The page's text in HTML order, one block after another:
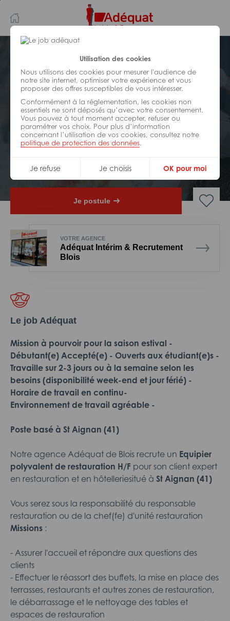
Utilisation des cookies
Nous utilisons des cookies pour mesurer l'audience de
notre site internet, optimiser votre expérience et vous
proposer des offres susceptibles de vous intéresser.
Conformément à la réglementation, les cookies non
essentiels ne sont déposés qu’avec votre consentement.
Vous pouvez à tout moment accepter, refuser ou
paramétrer vos choix. Pour plus d’information
concernant l’utilisation de vos cookies, consultez notre
politique de protection des données.
Je refuse Je choisis OK pour moi
au
contenu
principal
navigation
HÔTELLERIE/RESTAURATION/SPORT/
LOISIRS
Réf : Z36-323346
Equipier polyvalent de
restauration H/F
Je postule
VOTRE AGENCE
Adéquat Intérim & Recrutement
Blois
Le job Adéquat
Mission à pourvoir pour la saison estival -
Débutant(e) Accepté(e) - Ouverts aux étudiant(e)s -
Travaille sur 2-3 jours ou à la semaine selon les
besoins (disponibilité week-end et jour férié) -
Horaire de travail en continu-
Environnement de travail agréable -
Poste basé à St Aignan (41)
Notre agence Adéquat de Blois recrute un Equipier
polyvalent de restauration H/F pour son client expert
en restauration et en hôtelleriesitué à St Aignan (41)
Vous serez sous la responsabilité du responsable
restauration ou de la chef(fe) d'unité restauration
Missions :
- Assurer l'accueil et répondre aux questions des
clients
- Effectuer le réassort des buffets, la mise en place des
terrasses, restaurants et autres zones de restauration,
le débarrassage et le nettoyage des tables et
espaces de restauration